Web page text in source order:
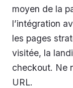
moyen de la
l’intégration
les pages
visitée, la
checkout. Ne
URL.